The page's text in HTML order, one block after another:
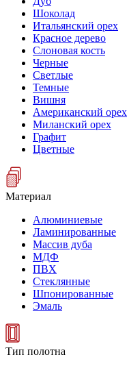
Шоколад
Итальянский орех
Красное дерево
Слоновая кость
Черные
Светлые
Темные
Вишня
Американский орех
Миланский орех
Графит
Цветные
Материал
Алюминиевые
Ламинированные
Массив дуба
МДФ
ПВХ
Стеклянные
Шпонированные
Эмаль
Тип полотна